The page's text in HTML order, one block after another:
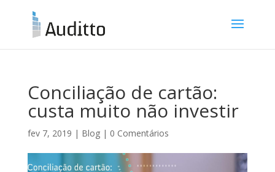
Conciliação de cartão:
custa muito não investir
fev 7, 2019 | Blog| 0 Comentários